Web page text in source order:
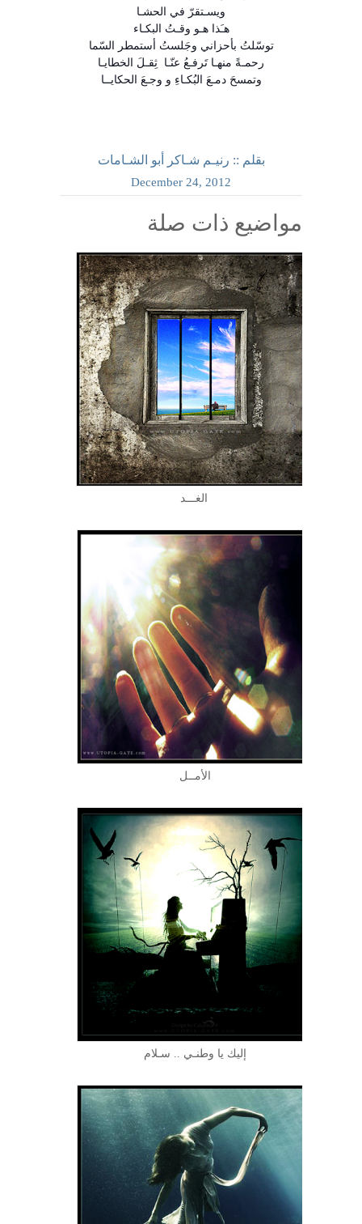
ويسـتقرّ في الحشـا
هـَذا هـو وقـتُ البكـاء
توسّلتُ بأحزاني وجَلستُ أستمطر السّما
رحمـةً منهـا تَرفـعُ عنّـا ثِقـلَ الخطايـا
وتمسحَ دمـعَ البُكـاءِ و وجـعَ الحكايــا
بقلم :: رنيـم شـاكر أبو الشـامات
December 24, 2012
مواضيع ذات صلة
الغـــد
الأمــل
إليك يا وطنـي .. سـلام